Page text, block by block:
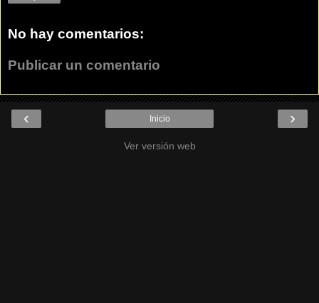
No hay comentarios:
Publicar un comentario
‹ ›
Inicio
Ver versión web